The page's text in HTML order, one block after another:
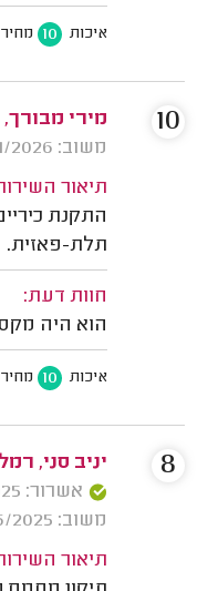
איכות 10 מחיר
מירי
משוב: 06/01/2026
תיאור
התקנת
תלת-פאזית.
חוות דעת:
הוא היה
איכות 10 מחיר
10
יניב סני,
אשרור: 03/08/2025
משוב: 04/06/2025
תיאור
8